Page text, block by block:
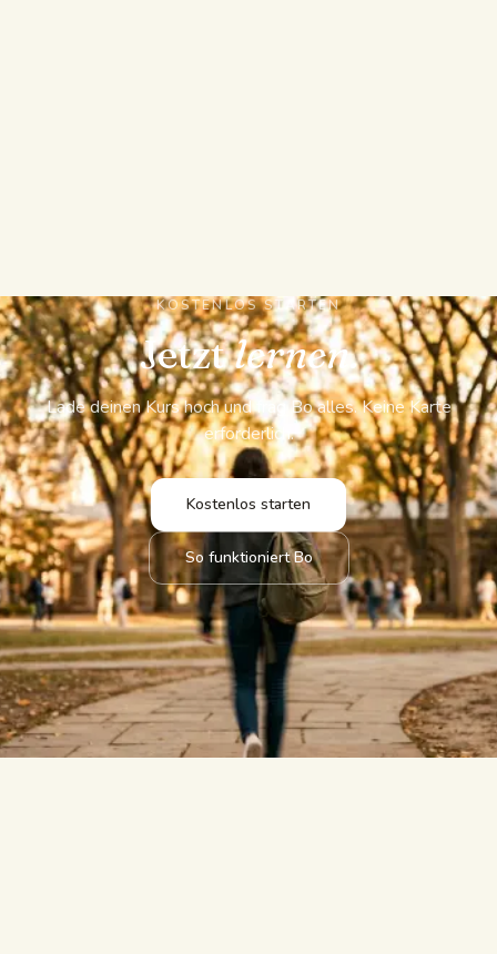
KOSTENLOS STARTEN
Jetztlernen.
Lade deinen Kurs hoch und frag Bo alles. Keine Karte
erforderlich.
Kostenlos starten
So funktioniert Bo